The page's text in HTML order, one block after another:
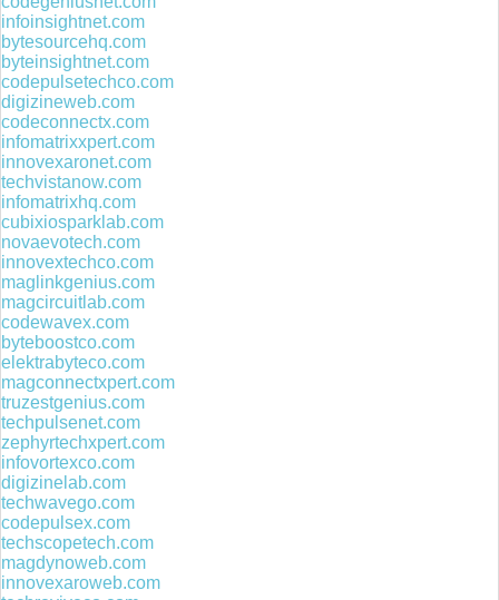
infoinsightnet.com
bytesourcehq.com
byteinsightnet.com
codepulsetechco.com
digizineweb.com
codeconnectx.com
infomatrixxpert.com
innovexaronet.com
techvistanow.com
infomatrixhq.com
cubixiosparklab.com
novaevotech.com
innovextechco.com
maglinkgenius.com
magcircuitlab.com
codewavex.com
byteboostco.com
elektrabyteco.com
magconnectxpert.com
truzestgenius.com
techpulsenet.com
zephyrtechxpert.com
infovortexco.com
digizinelab.com
techwavego.com
codepulsex.com
techscopetech.com
magdynoweb.com
innovexaroweb.com